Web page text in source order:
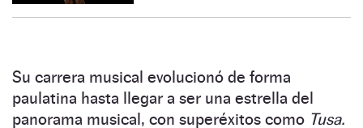
Su carrera musical evolucionó de forma
paulatina hasta llegar a ser una estrella del
panorama musical, con superéxitos como Tusa.